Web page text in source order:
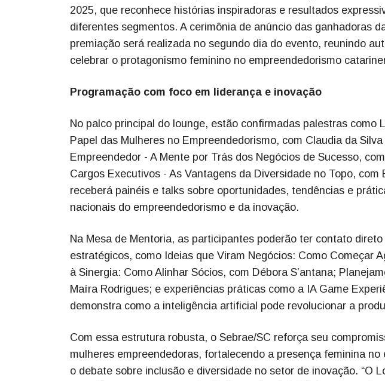
2025, que reconhece histórias inspiradoras e resultados
diferentes segmentos. A cerimônia de anúncio das ganhadoras
premiação será realizada no segundo dia do evento, reunindo
celebrar o protagonismo feminino no empreendedorismo
Programação com foco em liderança e inovação
No palco principal do lounge, estão confirmadas palestras como
Papel das Mulheres no Empreendedorismo, com Claudia da
Empreendedor - A Mente por Trás dos Negócios de Sucesso,
Cargos Executivos - As Vantagens da Diversidade no Topo,
receberá painéis e talks sobre oportunidades, tendências e
nacionais do empreendedorismo e da inovação.
Na Mesa de Mentoria, as participantes poderão ter contato
estratégicos, como Ideias que Viram Negócios: Como Começar
à Sinergia: Como Alinhar Sócios, com Débora S’antana;
Maíra Rodrigues; e experiências práticas como a IA Game
demonstra como a inteligência artificial pode revolucionar a
Com essa estrutura robusta, o Sebrae/SC reforça seu
mulheres empreendedoras, fortalecendo a presença feminina
o debate sobre inclusão e diversidade no setor de inovação. “O